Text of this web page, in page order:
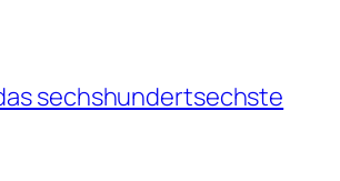
sechshundertsechste